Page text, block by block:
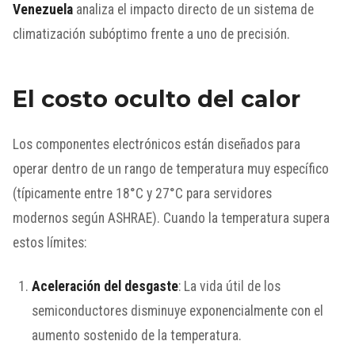
Venezuela analiza el impacto directo de un sistema de
climatización subóptimo frente a uno de precisión.
El costo oculto del calor
Los componentes electrónicos están diseñados para
operar dentro de un rango de temperatura muy específico
(típicamente entre 18°C y 27°C para servidores
modernos según ASHRAE). Cuando la temperatura supera
estos límites:
Aceleración del desgaste: La vida útil de los
semiconductores disminuye exponencialmente con el
aumento sostenido de la temperatura.